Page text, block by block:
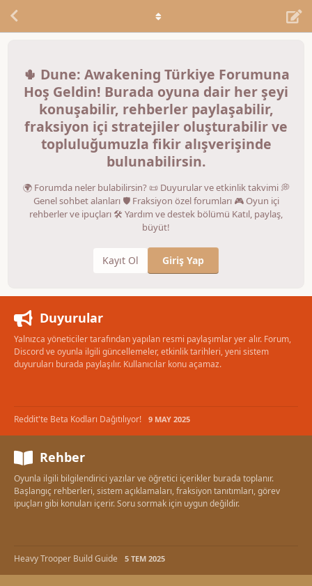
🌵 Dune: Awakening Türkiye Forumuna
Hoş Geldin! Burada oyuna dair her şeyi
konuşabilir, rehberler paylaşabilir,
fraksiyon içi stratejiler oluşturabilir ve
topluluğumuzla fikir alışverişinde
bulunabilirsin.
🌍 Forumda neler bulabilirsin? 📜 Duyurular ve etkinlik takvimi 💭
Genel sohbet alanları 🛡️ Fraksiyon özel forumları 🎮 Oyun içi
rehberler ve ipuçları 🛠️ Yardım ve destek bölümü Katıl, paylaş,
büyüt!
Kayıt Ol Giriş Yap
Duyurular
Yalnızca yöneticiler tarafından yapılan resmi paylaşımlar yer alır. Forum,
Discord ve oyunla ilgili güncellemeler, etkinlik tarihleri, yeni sistem
duyuruları burada paylaşılır. Kullanıcılar konu açamaz.
Reddit'te Beta Kodları Dağıtılıyor! 9 MAY 2025
Rehber
Oyunla ilgili bilgilendirici yazılar ve öğretici içerikler burada toplanır.
Başlangıç rehberleri, sistem açıklamaları, fraksiyon tanıtımları, görev
ipuçları gibi konuları içerir. Soru sormak için uygun değildir.
Heavy Trooper Build Guide 5 TEM 2025